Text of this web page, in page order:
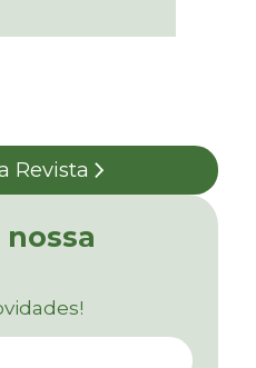
Revista
nossa